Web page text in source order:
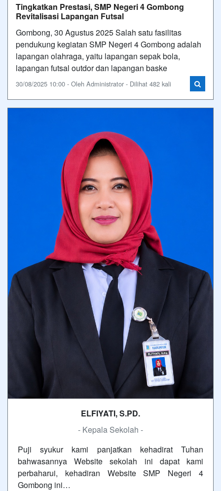
Tingkatkan Prestasi, SMP Negeri 4 Gombong
Revitalisasi Lapangan Futsal
Gombong, 30 Agustus 2025 Salah satu fasilitas
pendukung kegiatan SMP Negeri 4 Gombong adalah
lapangan olahraga, yaitu lapangan sepak bola,
lapangan futsal outdor dan lapangan baske
30/08/2025 10:00 - Oleh Administrator - Dilihat 482 kali
ELFIYATI, S.PD.
- Kepala Sekolah -
Puji syukur kami panjatkan kehadirat Tuhan
bahwasannya Website sekolah ini dapat kami
perbaharui, kehadiran Website SMP Negeri 4
Gombong ini…